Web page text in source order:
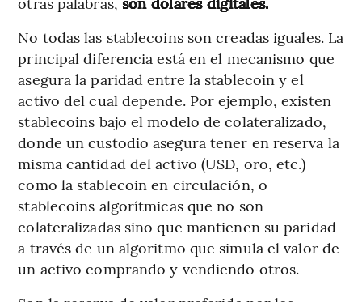
No todas las stablecoins son creadas iguales. La
principal diferencia está en el mecanismo que
asegura la paridad entre la stablecoin y el
activo del cual depende. Por ejemplo, existen
stablecoins bajo el modelo de colateralizado,
donde un custodio asegura tener en reserva la
misma cantidad del activo (USD, oro, etc.)
como la stablecoin en circulación, o
stablecoins algorítmicas que no son
colateralizadas sino que mantienen su paridad
a través de un algoritmo que simula el valor de
un activo comprando y vendiendo otros.